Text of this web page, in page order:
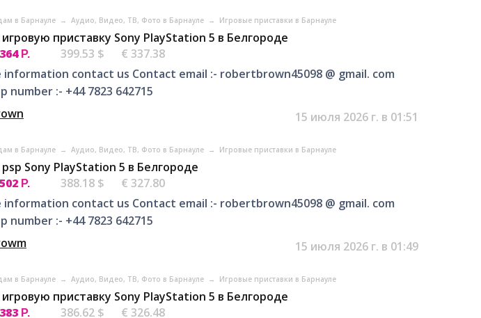
в Барнауле → Аудио, Видео, ТВ, Фото в Барнауле → Игровые приставки в Барнауле
приставку Sony PlayStation 5 в Белгороде
Р. 399.53 $
€ 337.38
information contact us Contact email :- robertbrown45098 @ gmail. com
number :- +44 7823 642715
15 июля 2026 г. в 01:51
в Барнауле → Аудио, Видео, ТВ, Фото в Барнауле → Игровые приставки в Барнауле
Sony PlayStation 5 в Белгороде
Р. 388.18 $
€ 327.80
information contact us Contact email :- robertbrown45098 @ gmail. com
number :- +44 7823 642715
15 июля 2026 г. в 01:49
в Барнауле → Аудио, Видео, ТВ, Фото в Барнауле → Игровые приставки в Барнауле
приставку Sony PlayStation 5 в Белгороде
Р. 386.62 $ € 326.48